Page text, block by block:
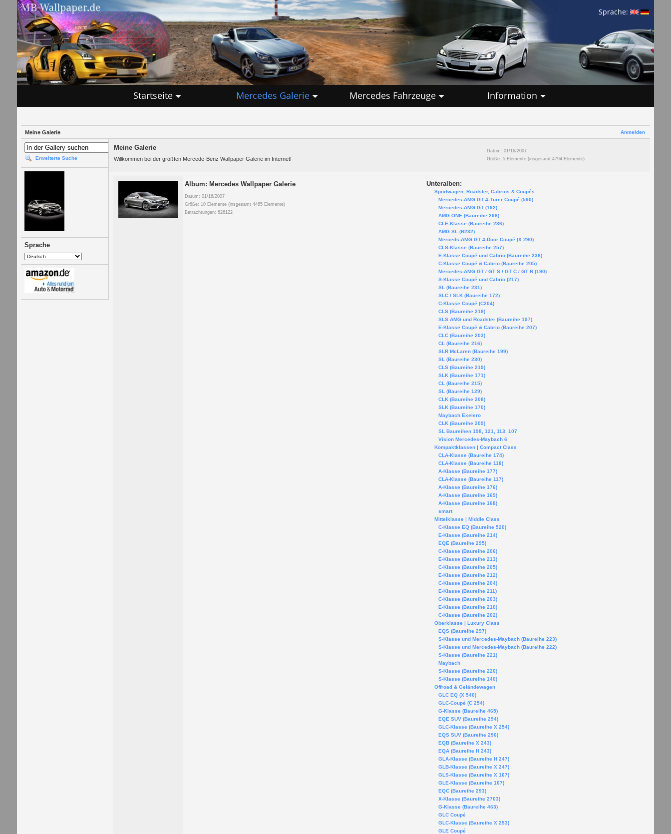
Sprache:
Startseite Mercedes Galerie Mercedes Fahrzeuge Information
Anmelden
Meine Galerie
Erweiterte Suche
Sprache
Meine Galerie
Willkommen bei der größten Mercede-Benz Wallpaper Galerie im Internet!
Datum: 01/16/2007
Größe: 5 Elemente (insgesamt 4794 Elemente)
Album: Mercedes Wallpaper Galerie
Datum: 01/16/2007
Größe: 10 Elemente (insgesamt 4465 Elemente)
Betrachtungen: 626122
Unteralben:
Sportwagen, Roadster, Cabrios & Coupés
Mercedes-AMG GT 4-Türer Coupé (590)
Mercedes-AMG GT (192)
AMG ONE (Baureihe 298)
CLE-Klasse (Baureihe 236)
AMG SL (R232)
Merceds-AMG GT 4-Door Coupé (X 290)
CLS-Klasse (Baureihe 257)
E-Klasse Coupé und Cabrio (Baureihe 238)
C-Klasse Coupé & Cabrio (Baureihe 205)
Mercedes-AMG GT / GT S / GT C / GT R (190)
S-Klasse Coupé und Cabrio (217)
SL (Baureihe 231)
SLC / SLK (Baureihe 172)
C-Klasse Coupé (C204)
CLS (Baureihe 218)
SLS AMG und Roadster (Baureihe 197)
E-Klasse Coupé & Cabrio (Baureihe 207)
CLC (Baureihe 203)
CL (Baureihe 216)
SLR McLaren (Baureihe 199)
SL (Baureihe 230)
CLS (Baureihe 219)
SLK (Baureihe 171)
CL (Baureihe 215)
SL (Baureihe 129)
CLK (Baureihe 208)
SLK (Baureihe 170)
Maybach Exelero
CLK (Baureihe 209)
SL Baureihen 198, 121, 113, 107
Vision Mercedes-Maybach 6
Kompaktklassen | Compact Class
CLA-Klasse (Baureihe 174)
CLA-Klasse (Baureihe 118)
A-Klasse (Baureihe 177)
CLA-Klasse (Baureihe 117)
A-Klasse (Baureihe 176)
A-Klasse (Baureihe 169)
A-Klasse (Baureihe 168)
smart
Mittelklasse | Middle Class
C-Klasse EQ (Baureihe 520)
E-Klasse (Baureihe 214)
EQE (Baureihe 295)
C-Klasse (Baureihe 206)
E-Klasse (Baureihe 213)
C-Klasse (Baureihe 205)
E-Klasse (Baureihe 212)
C-Klasse (Baureihe 204)
E-Klasse (Baureihe 211)
C-Klasse (Baureihe 203)
E-Klasse (Baureihe 210)
C-Klasse (Baureihe 202)
Oberklasse | Luxury Class
EQS (Baureihe 297)
S-Klasse und Mercedes-Maybach (Baureihe 223)
S-Klasse und Mercedes-Maybach (Baureihe 222)
S-Klasse (Baureihe 221)
Maybach
S-Klasse (Baureihe 220)
S-Klasse (Baureihe 140)
Offroad & Geländewagen
GLC EQ (X 540)
GLC-Coupé (C 254)
G-Klasse (Baureihe 465)
EQE SUV (Baureihe 294)
GLC-Klasse (Baureihe X 254)
EQS SUV (Baureihe 296)
EQB (Baureihe X 243)
EQA (Baureihe H 243)
GLA-Klasse (Baureihe H 247)
GLB-Klasse (Baureihe X 247)
GLS-Klasse (Baureihe X 167)
GLE-Klasse (Baureihe 167)
EQC (Baureihe 293)
X-Klasse (Baureihe 2703)
G-Klasse (Baureihe 463)
GLC Coupé
GLC-Klasse (Baureihe X 253)
GLE Coupé